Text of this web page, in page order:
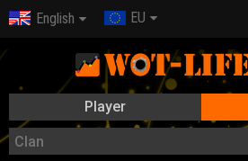
English EU
Player